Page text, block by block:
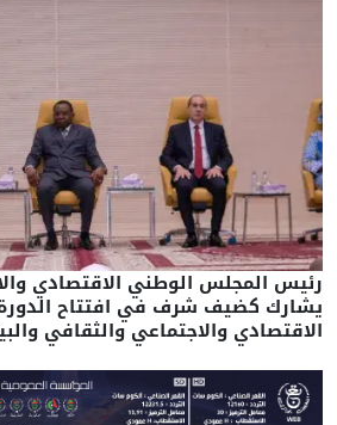
رئيس المجلس الوطني الاقتصادي
يشارك كضيف شرف في افتتاح الدورة
الاقتصادي والاجتماعي والثقافي